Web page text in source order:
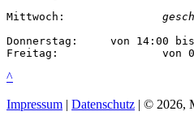
Donnerstag:	von 14:00 bis 18:00 Uhr
^
Impressum | Datenschutz | © 2026,